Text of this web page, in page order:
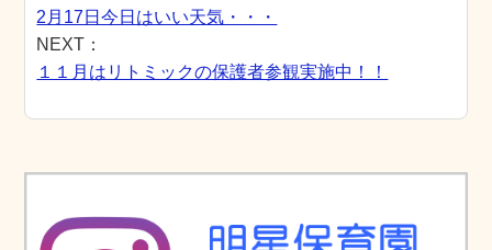
2月17日今日はいい天気・・・
NEXT：
１１月はリトミックの保護者参観実施中！！